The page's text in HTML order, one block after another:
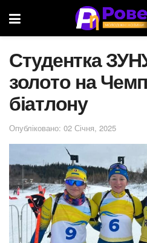
Студентка
золото на
біатлону
Опубліковано: 02 Січня, 2025